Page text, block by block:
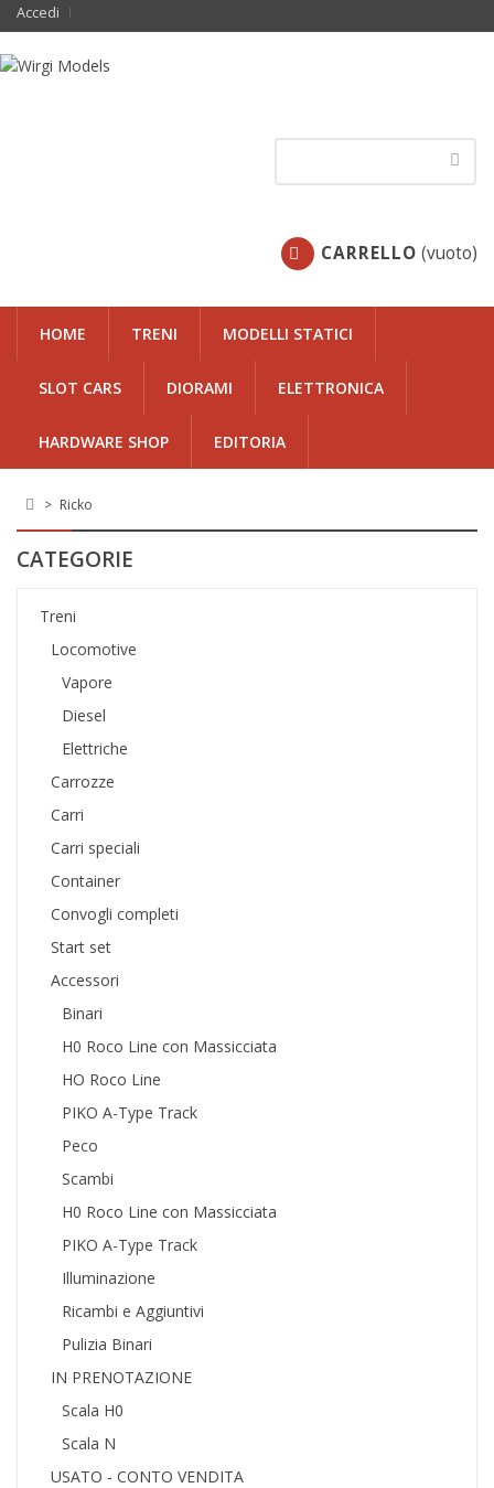
Accedi
CARRELLO (vuoto)
HOME TRENI MODELLI STATICI
SLOT CARS DIORAMI ELETTRONICA
HARDWARE SHOP EDITORIA
> Ricko
CATEGORIE
Treni
Locomotive
Vapore
Diesel
Elettriche
Carrozze
Carri
Carri speciali
Container
Convogli completi
Start set
Accessori
Binari
H0 Roco Line con Massicciata
HO Roco Line
PIKO A-Type Track
Peco
Scambi
H0 Roco Line con Massicciata
PIKO A-Type Track
Illuminazione
Ricambi e Aggiuntivi
Pulizia Binari
IN PRENOTAZIONE
Scala H0
Scala N
USATO - CONTO VENDITA